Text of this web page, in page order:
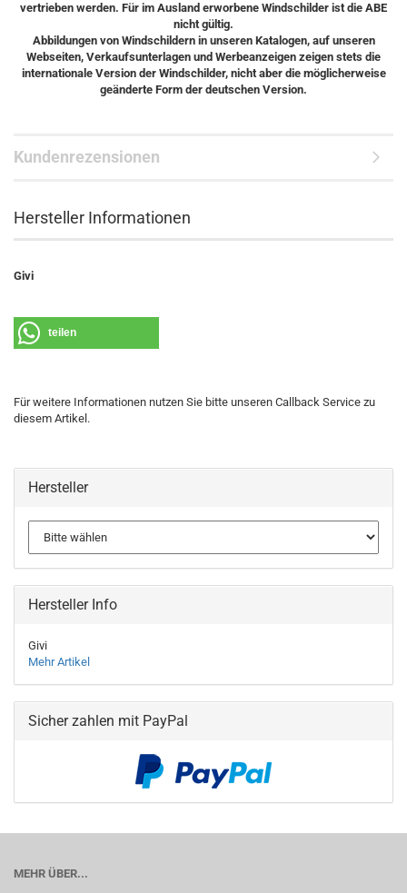
vertrieben werden. Für im Ausland erworbene Windschilder ist die ABE
nicht gültig.
Abbildungen von Windschildern in unseren Katalogen, auf unseren
Webseiten, Verkaufsunterlagen und Werbeanzeigen zeigen stets die
internationale Version der Windschilder, nicht aber die möglicherweise
geänderte Form der deutschen Version.
Kundenrezensionen
Hersteller Informationen
Givi
teilen
Für weitere Informationen nutzen Sie bitte unseren Callback Service zu
diesem Artikel.
Hersteller
Hersteller Info
Givi
Mehr Artikel
Sicher zahlen mit PayPal
MEHR ÜBER...